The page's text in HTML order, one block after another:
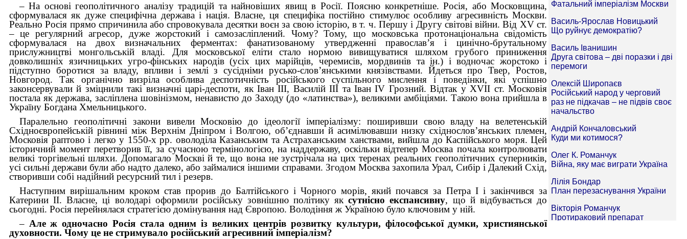
– На основі геополітичного аналізу традицій та найновіших явищ в Росії. Поясню конкретніше. Росія, або Московщина,
сформувалася як дуже специфічна держава і нація. Власне, ця специфіка постійно стимулює особливу агресивність Москви.
Реально Росія прямо спричинила або спровокувала десятки воєн за свою історію, в т. ч. Першу і Другу світові війни. Від ХV ст.
– це регулярний агресор, дуже жорстокий і самозасліплений. Чому? Тому, що московська протонаціональна свідомість
сформувалася на двох визначальних ферментах: фанатизованому утвердженні православ’я і цинічно-брутальному
прислужництві монгольській владі. Для московської еліти стало нормою вивищуватися шляхом грубого приниження
довколишніх язичницьких угро-фінських народів (усіх цих марійців, черемисів, мордвинів та ін.) і водночас жорстоко і
підступно боротися за владу, впливи і землі з сусідніми русько-слов’янськими князівствами. Йдеться про Твер, Ростов,
Новгород. Так органічно визріла особлива деспотичність російського суспільного мислення і поведінки, які успішно
законсервували й зміцнили такі визначні царі-деспоти, як Іван ІІІ, Василій ІІІ та Іван ІV Грозний. Відтак у ХVІІ ст. Московія
постала як держава, засліплена шовінізмом, ненавистю до Заходу (до «латинства»), великими амбіціями. Такою вона прийшла в
Україну Богдана Хмельницького.
Паралельно геополітичні закони вивели Московію до ідеології імперіалізму: поширивши свою владу на велетенській
Східноєвропейській рівнині між Верхнім Дніпром і Волгою, об’єднавши й асимілювавши низку східнослов’янських племен,
Московія раптово і легко у 1550-х рр. оволоділа Казанським та Астраханським ханствами, вийшла до Каспійського моря. Цей
історичний момент перетворив її, за сучасною термінологією, на наддержаву, оскільки відтепер Москва почала контролювати
великі торгівельні шляхи. Допомагало Москві й те, що вона не зустрічала на цих теренах реальних геополітичних суперників,
усі сильні держави були або надто далеко, або займалися іншими справами. Згодом Москва захопила Урал, Сибір і Далекий Схід,
створивши собі надійний ресурсний тил і резерв.
Наступним вирішальним кроком став прорив до Балтійського і Чорного морів, який почався за Петра І і закінчився за
Катерини ІІ. Власне, ці володарі оформили російську зовнішню політику яксутнісно експансивну, що й відбувається до
сьогодні. Росія перейнялася стратегією домінування над Європою. Володіння ж Україною було ключовим у ній.
– Але ж одночасно Росія стала одним із великих центрів розвитку культури, філософської думки, християнської
духовности. Чому це не стримувало російський агресивний імперіалізм?